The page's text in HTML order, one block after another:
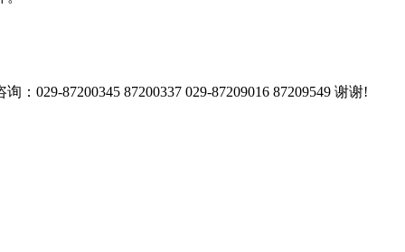
029-87200345 87200337 029-87209016 87209549 谢谢!